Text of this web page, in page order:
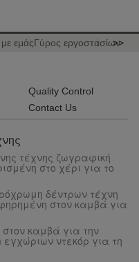
με εμάςΓύρος εργοστασίων
>>
Quality Control
Contact Us
τέχνης ζωγραφική
στο χέρι για το
δέντρων τέχνη
στον καμβά για
καμβά για την
εγχώριων ντεκόρ για τη